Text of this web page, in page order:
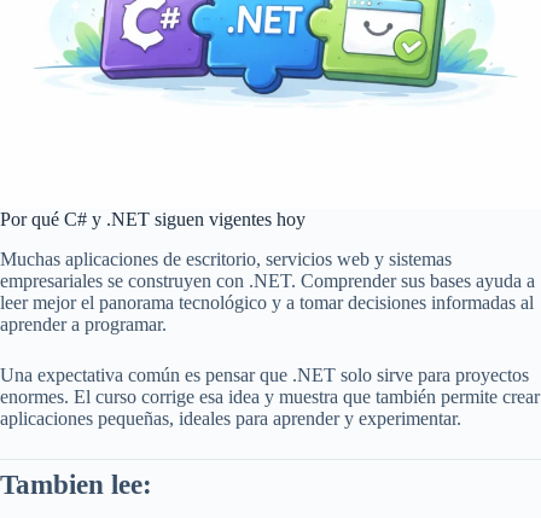
Por qué C# y .NET siguen vigentes hoy
Muchas aplicaciones de escritorio, servicios web y sistemas
empresariales se construyen con .NET. Comprender sus bases ayuda a
leer mejor el panorama tecnológico y a tomar decisiones informadas al
aprender a programar.
Una expectativa común es pensar que .NET solo sirve para proyectos
enormes. El curso corrige esa idea y muestra que también permite crear
aplicaciones pequeñas, ideales para aprender y experimentar.
Tambien lee: